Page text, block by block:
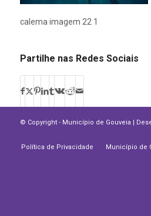
calema imagem 22 1
Partilhe nas Redes Sociais
© Copyright - Município de Gouveia |
Política de Privacidade Município de